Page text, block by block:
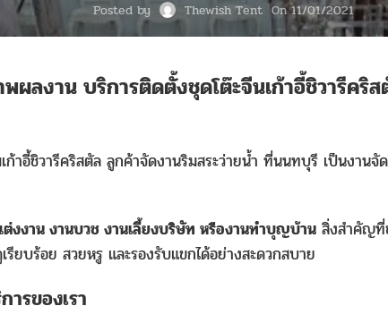
Posted by Thewish Tent On 11/01/2021
ผลงาน บริการติดตั้งชุดโต๊ะจีนเก้าอี้ชิวารีคริ
ก้าอี้ชิวารีคริสตัล ลูกค้าจัดงานริมสระว่ายน้ำ ที่นนทบุรี เป็นงานจั
งงาน งานบวช งานเลี้ยงบริษัท หรืองานทำบุญบ้าน สิ่งสำคัญที่
ยบร้อย สวยหรู และรองรับแขกได้อย่างสะดวกสบาย
รของเรา